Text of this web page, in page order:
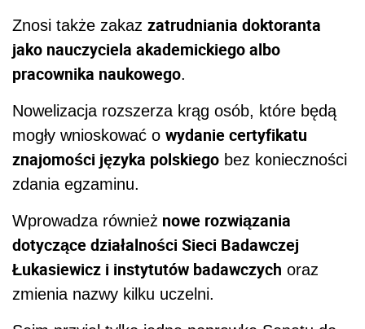
Znosi także zakaz zatrudniania doktoranta
jako nauczyciela akademickiego albo
pracownika naukowego.
Nowelizacja rozszerza krąg osób, które będą
mogły wnioskować o wydanie certyfikatu
znajomości języka polskiego bez konieczności
zdania egzaminu.
Wprowadza również nowe rozwiązania
dotyczące działalności Sieci Badawczej
Łukasiewicz i instytutów badawczych oraz
zmienia nazwy kilku uczelni.